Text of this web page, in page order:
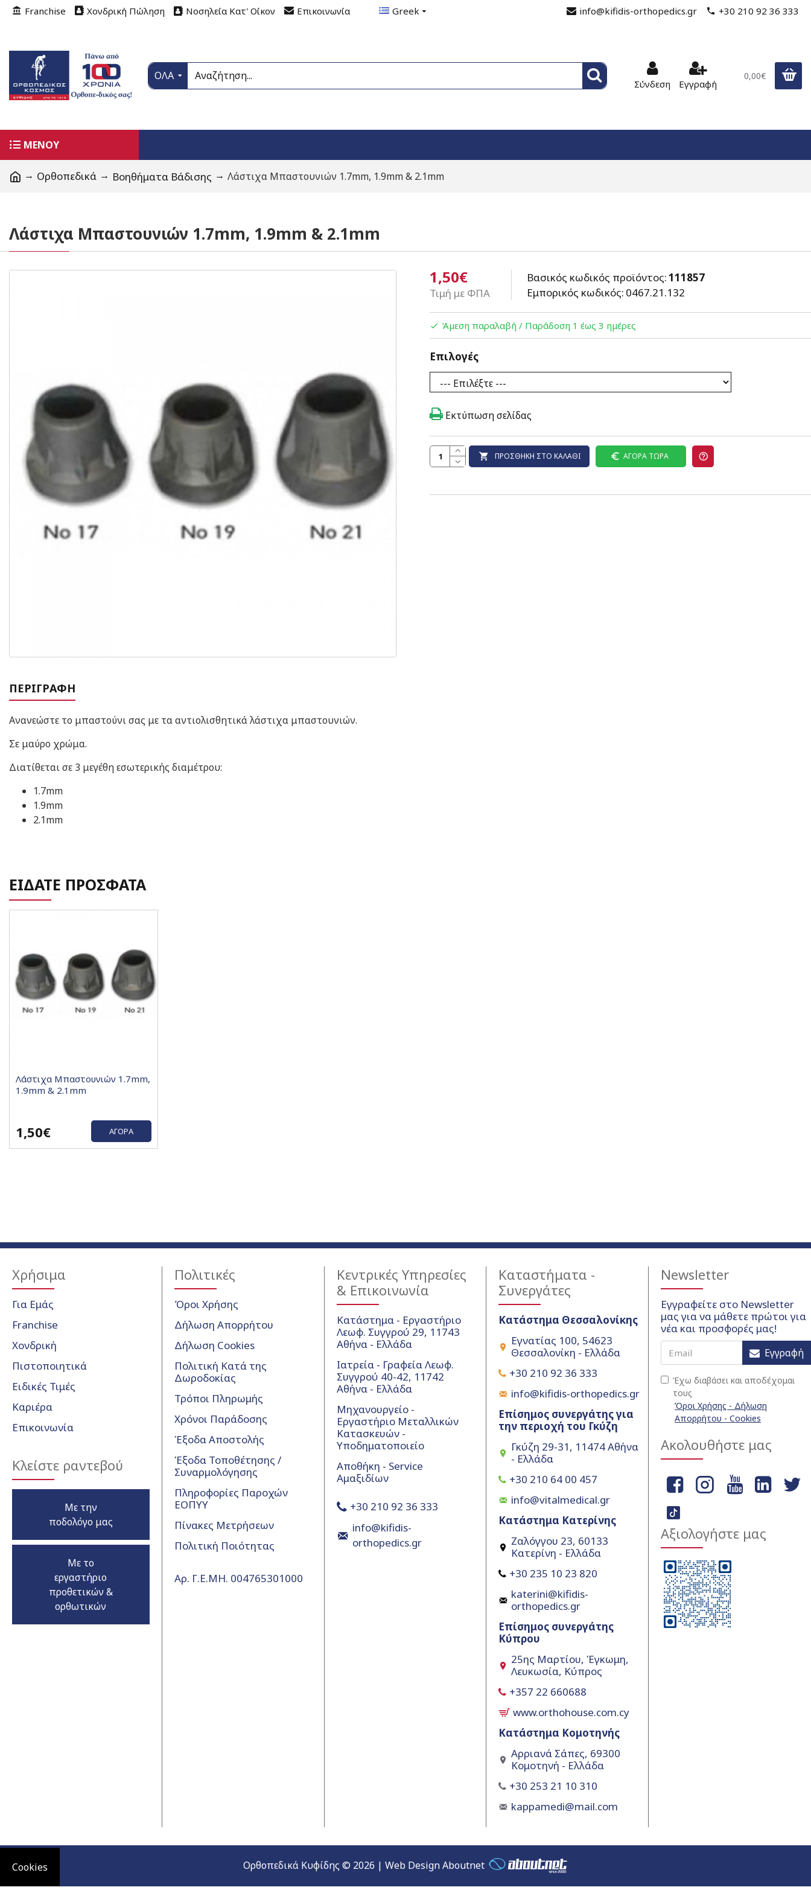
Cookies
Franchise Χονδρική Πώληση Νοσηλεία Κατ' Οίκον Επικοινωνία Greek info@kifidis-orthopedics.gr +30 210 92 36 333
ΟΛΑ
Σύνδεση Εγγραφή
0,00€
ΜΕΝΟΥ
Ορθοπεδικά Βοηθήματα Βάδισης Λάστιχα Μπαστουνιών 1.7mm, 1.9mm & 2.1mm
Λάστιχα Μπαστουνιών 1.7mm, 1.9mm & 2.1mm
1,50€
Τιμή με ΦΠΑ
Βασικός κωδικός προϊόντος:111857
Εμπορικός κωδικός: 0467.21.132
Άμεση παραλαβή / Παράδoση 1 έως 3 ημέρες
Επιλογές
ΠΡΟΣΘΉΚΗ ΣΤΟ ΚΑΛΆΘΙ ΑΓΟΡΆ ΤΏΡΑ
Εκτύπωση σελίδας
ΠΕΡΙΓΡΑΦΉ
Ανανεώστε το μπαστούνι σας με τα αντιολισθητικά λάστιχα μπαστουνιών.
Σε μαύρο χρώμα.
Διατίθεται σε 3 μεγέθη εσωτερικής διαμέτρου:
1.7mm
1.9mm
2.1mm
ΕΙΔΑΤΕ ΠΡΟΣΦΑΤΑ
Λάστιχα Μπαστουνιών 1.7mm,
1.9mm & 2.1mm
1,50€ ΑΓΟΡΆ
Χρήσιμα
Για Εμάς
Franchise
Χονδρική
Πιστοποιητικά
Ειδικές Τιμές
Καριέρα
Επικοινωνία
Κλείστε ραντεβού
Με την
ποδολόγο μας
Με το
εργαστήριο
προθετικών &
ορθωτικών
Πολιτικές
Όροι Χρήσης
Δήλωση Απορρήτου
Δήλωση Cookies
Πολιτική Κατά της
Δωροδοκίας
Τρόποι Πληρωμής
Χρόνοι Παράδοσης
Έξοδα Αποστολής
Έξοδα Τοποθέτησης /
Συναρμολόγησης
Πληροφορίες Παροχών
ΕΟΠΥΥ
Πίνακες Μετρήσεων
Πολιτική Ποιότητας
Αρ. Γ.Ε.ΜΗ. 004765301000
Κεντρικές Υπηρεσίες
& Επικοινωνία
Κατάστημα - Εργαστήριο
Λεωφ. Συγγρού 29, 11743
Αθήνα - Ελλάδα
Ιατρεία - Γραφεία Λεωφ.
Συγγρού 40-42, 11742
Αθήνα - Ελλάδα
Μηχανουργείο -
Εργαστήριο Μεταλλικών
Κατασκευών -
Υποδηματοποιείο
Αποθήκη - Service
Αμαξιδίων
+30 210 92 36 333
info@kifidis-
orthopedics.gr
Καταστήματα -
Συνεργάτες
Κατάστημα Θεσσαλονίκης
Εγνατίας 100, 54623
Θεσσαλονίκη - Ελλάδα
+30 210 92 36 333
info@kifidis-orthopedics.gr
Επίσημος συνεργάτης για
την περιοχή του Γκύζη
Γκύζη 29-31, 11474 Αθήνα
- Ελλάδα
+30 210 64 00 457
info@vitalmedical.gr
Κατάστημα Κατερίνης
Ζαλόγγου 23, 60133
Κατερίνη - Ελλάδα
+30 235 10 23 820
katerini@kifidis-
orthopedics.gr
Επίσημος συνεργάτης
Κύπρου
25ης Μαρτίου, Έγκωμη,
Λευκωσία, Κύπρος
+357 22 660688
www.orthohouse.com.cy
Κατάστημα Κομοτηνής
Αρριανά Σάπες, 69300
Κομοτηνή - Ελλάδα
+30 253 21 10 310
kappamedi@mail.com
Newsletter
Εγγραφείτε στο Newsletter
μας για να μάθετε πρώτοι για
νέα και προσφορές μας!
Εγγραφή
Έχω διαβάσει και αποδέχομαι
τους
Όροι Χρήσης - Δήλωση
Απορρήτου - Cookies
Ακολουθήστε μας
Αξιολογήστε μας
Ορθοπεδικά Κυφίδης © 2026 | Web Design Aboutnet